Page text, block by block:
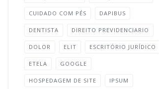
CUIDADO COM PÉS DAPIBUS
DENTISTA DIREITO PREVIDENCIARIO
DOLOR ELIT ESCRITÓRIO JURÍDICO
ETELA GOOGLE
HOSPEDAGEM DE SITE IPSUM